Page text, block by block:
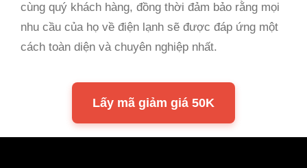
cùng quý khách hàng, đồng thời đảm bảo rằng mọi
nhu cầu của họ về điện lạnh sẽ được đáp ứng một
cách toàn diện và chuyên nghiệp nhất.
Lấy mã giảm giá 50K